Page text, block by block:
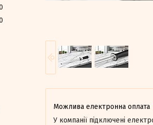
У компанії підключені